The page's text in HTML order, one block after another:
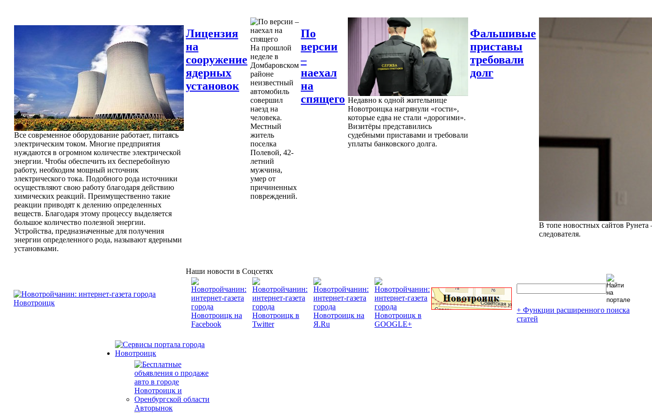
Все современное оборудование работает, питаясь
электрическим током. Многие предприятия
нуждаются в огромном количестве электрической
энергии. Чтобы обеспечить их бесперебойную
работу, необходим мощный источник
электрического тока. Подобного рода источники
осуществляют свою работу благодаря действию
химических реакций. Преимущественно такие
реакции приводят к делению определенных
веществ. Благодаря этому процессу выделяется
большое количество полезной энергии.
Устройства, предназначенные для получения
энергии определенного рода, называют ядерными
установками.
Лицензия
на
сооружение
ядерных
установок
На прошлой
неделе в
Домбаровском
районе
неизвестный
автомобиль
совершил
наезд на
человека.
Местный
житель
поселка
Полевой, 42-
летний
мужчина,
умер от
причиненных
повреждений.
По
версии
–
наехал
на
спящего Недавно к одной жительнице
Новотроицка нагрянули «гости»,
которые едва не стали «дорогими».
Визитёры представились
судебными приставами и требовали
уплаты банковского долга.
Фальшивые
приставы
требовали
долг
В топе новостных сайтов Рунета
следователя.
Наши новости в Соцсетях
+ Функции расширенного поиска
статей
Авторынок